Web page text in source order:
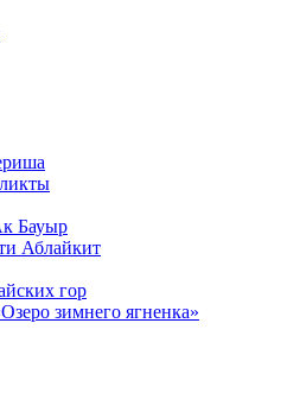
Бауыр
Аблайкит
гор
зимнего ягненка»